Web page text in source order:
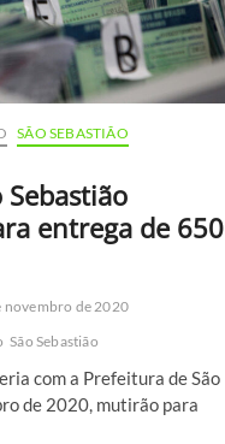
SÃO SEBASTIÃO
entrega de 650
novembro de 2020
São Sebastião
com a Prefeitura de São
de 2020, mutirão para